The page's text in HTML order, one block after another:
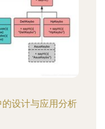
设计与应用分析